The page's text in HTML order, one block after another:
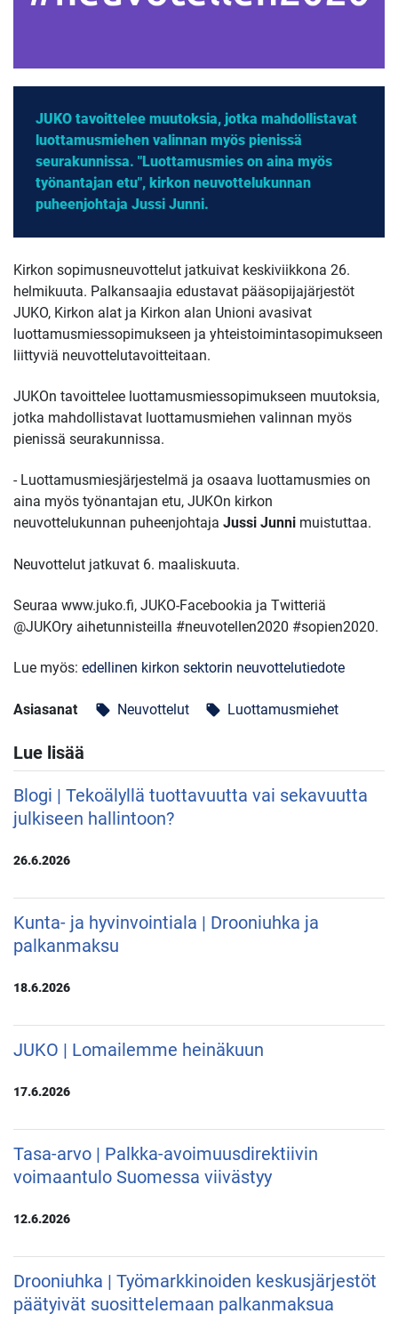
JUKO tavoittelee muutoksia, jotka mahdollistavat
luottamusmiehen valinnan myös pienissä
seurakunnissa. "Luottamusmies on aina myös
työnantajan etu", kirkon neuvottelukunnan
puheenjohtaja Jussi Junni.
Kirkon sopimusneuvottelut jatkuivat keskiviikkona 26.
helmikuuta. Palkansaajia edustavat pääsopijajärjestöt
JUKO, Kirkon alat ja Kirkon alan Unioni avasivat
luottamusmiessopimukseen ja yhteistoimintasopimukseen
liittyviä neuvottelutavoitteitaan.
JUKOn tavoittelee luottamusmiessopimukseen muutoksia,
jotka mahdollistavat luottamusmiehen valinnan myös
pienissä seurakunnissa.
- Luottamusmiesjärjestelmä ja osaava luottamusmies on
aina myös työnantajan etu, JUKOn kirkon
neuvottelukunnan puheenjohtaja Jussi Junni muistuttaa.
Neuvottelut jatkuvat 6. maaliskuuta.
Seuraa www.juko.fi, JUKO-Facebookia ja Twitteriä
@JUKOry aihetunnisteilla #neuvotellen2020 #sopien2020.
Lue myös: edellinen kirkon sektorin neuvottelutiedote
Asiasanat local_offer Neuvottelut local_offer Luottamusmiehet
Lue lisää
Blogi | Tekoälyllä tuottavuutta vai sekavuutta
julkiseen hallintoon?
26.6.2026
Kunta- ja hyvinvointiala | Drooniuhka ja
palkanmaksu
18.6.2026
JUKO | Lomailemme heinäkuun
17.6.2026
Tasa-arvo | Palkka-avoimuusdirektiivin
voimaantulo Suomessa viivästyy
12.6.2026
Drooniuhka | Työmarkkinoiden keskusjärjestöt
päätyivät suosittelemaan palkanmaksua